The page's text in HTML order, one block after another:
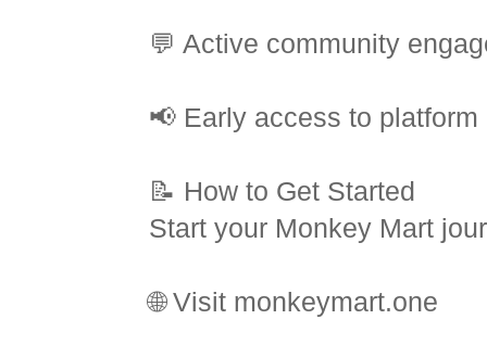
💬 Active community
📢 Early access to platform
📝 How to Get Started
Start your Monkey Mart
🌐 Visit monkeymart.one